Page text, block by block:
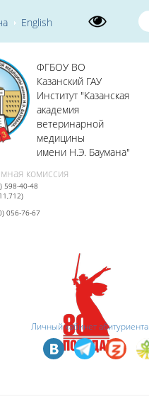
English
ФГБОУ ВО
Казанский ГАУ
Институт "Казанская
академия
ветеринарной
медицины
имени Н.Э. Баумана"
комиссия
598-40-48
056-76-67
Личный кабинет абитуриента